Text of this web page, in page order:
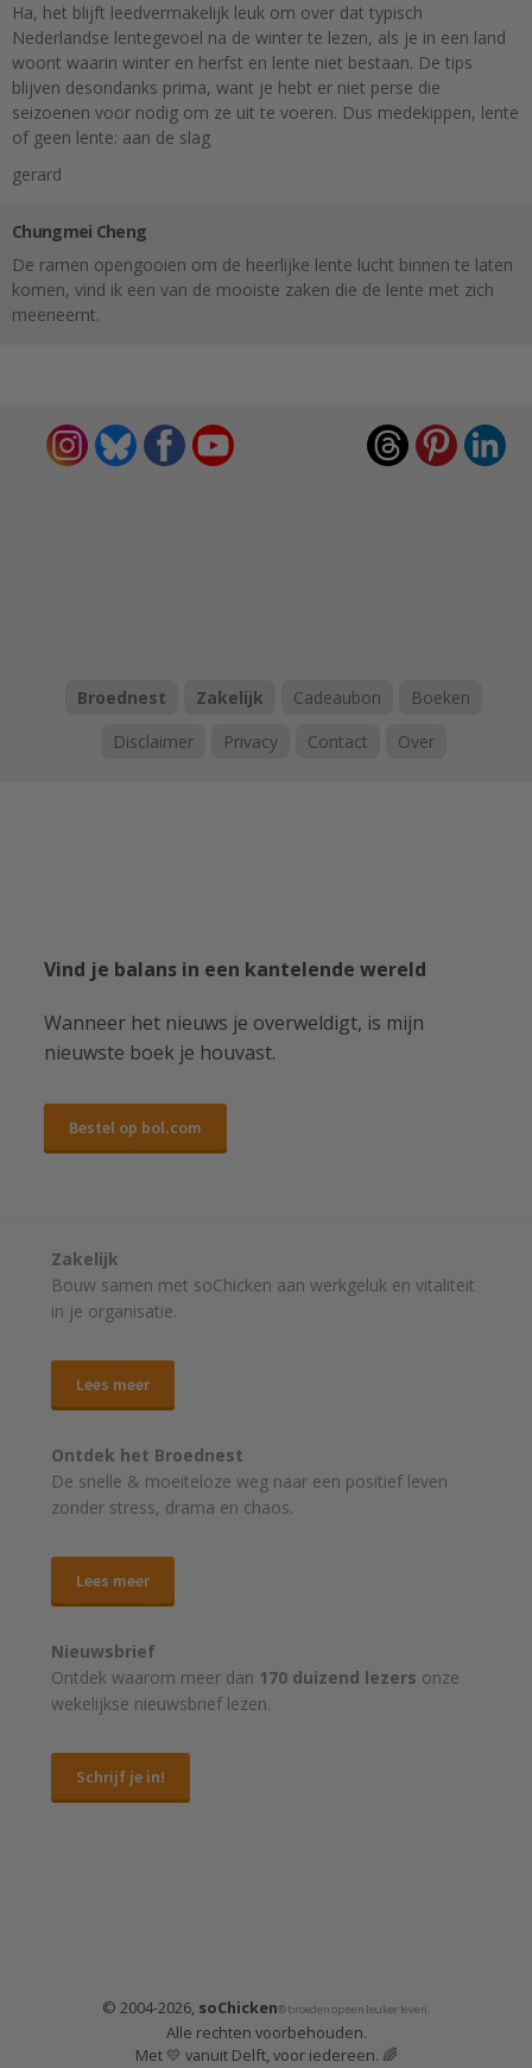
Ha, het blijft leedvermakelijk leuk om over dat typisch
Nederlandse lentegevoel na de winter te lezen, als je in een land
woont waarin winter en herfst en lente niet bestaan. De tips
blijven desondanks prima, want je hebt er niet perse die
seizoenen voor nodig om ze uit te voeren. Dus medekippen, lente
of geen lente: aan de slag
gerard
Chungmei Cheng
De ramen opengooien om de heerlijke lente lucht binnen te laten
komen, vind ik een van de mooiste zaken die de lente met zich
meeneemt.
Broednest Zakelijk Cadeaubon
Boeken
Disclaimer
Privacy Contact Over
Vind je balans in een kantelende wereld
Wanneer het nieuws je overweldigt, is mijn
nieuwste boek je houvast.
Bestel op bol.com
Zakelijk
Bouw samen met soChicken aan werkgeluk en vitaliteit
in je organisatie.
Lees meer
Ontdek het Broednest
De snelle & moeiteloze weg naar een positief leven
zonder stress, drama en chaos.
Lees meer
Nieuwsbrief
Ontdek waarom meer dan 170 duizend lezers onze
wekelijkse nieuwsbrief lezen.
Schrijf je in!
© 2004-2026, soChicken® broeden op een leuker leven.
Alle rechten voorbehouden.
Met 💛 vanuit Delft, voor iedereen. 🌈